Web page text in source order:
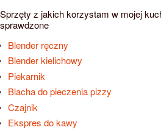
Sprzęty z jakich korzystam w mojej
sprawdzone
Blender ręczny
Blender kielichowy
Piekarnik
Blacha do pieczenia pizzy
Czajnik
Ekspres do kawy